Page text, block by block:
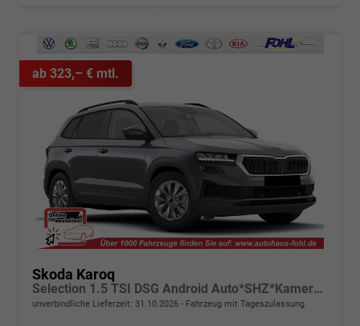
ab 323,– € mtl.
Skoda Karoq
Selection 1.5 TSI DSG Android Auto*SHZ*Kamera*PDC v/h*Klimaauto*SUNSET*LED
unverbindliche Lieferzeit: 31.10.2026 Fahrzeug mit Tageszulassung